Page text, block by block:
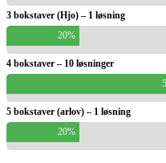
3 bokstaver (Hjo) – 1 løsning
20%
4 bokstaver – 10 løsninger
5 bokstaver (arlov) – 1 løsning
20%